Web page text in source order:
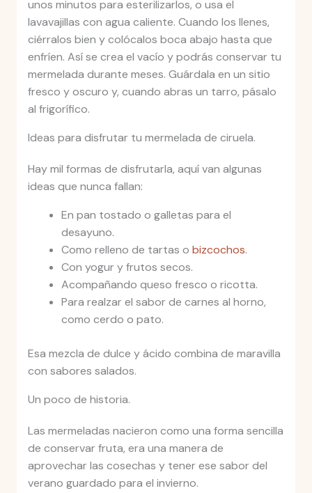
unos minutos para esterilizarlos, o usa el
lavavajillas con agua caliente. Cuando los llenes,
ciérralos bien y colócalos boca abajo hasta que
enfríen. Así se crea el vacío y podrás conservar tu
mermelada durante meses. Guárdala en un sitio
fresco y oscuro y, cuando abras un tarro, pásalo
al frigorífico.
Ideas para disfrutar tu mermelada de ciruela.
Hay mil formas de disfrutarla, aquí van algunas
ideas que nunca fallan:
En pan tostado o galletas para el
desayuno.
Como relleno de tartas o bizcochos.
Con yogur y frutos secos.
Acompañando queso fresco o ricotta.
Para realzar el sabor de carnes al horno,
como cerdo o pato.
Esa mezcla de dulce y ácido combina de maravilla
con sabores salados.
Un poco de historia.
Las mermeladas nacieron como una forma sencilla
de conservar fruta, era una manera de
aprovechar las cosechas y tener ese sabor del
verano guardado para el invierno.